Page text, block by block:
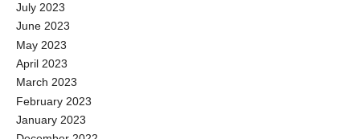
July 2023
June 2023
May 2023
April 2023
March 2023
February 2023
January 2023